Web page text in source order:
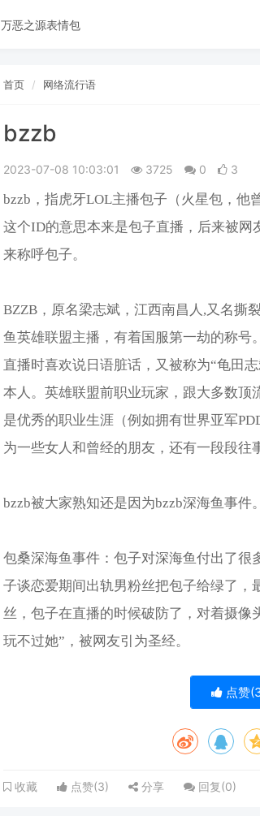
万恶之源表情包
首页 网络流行语
bzzb
2023-07-08 10:03:01 3725 0 3
bzzb，指虎牙LOL主播包子（火星包，他
这个ID的意思本来是包子直播，后来被网
来称呼包子。
BZZB，原名梁志斌，江西南昌人,又名撕
鱼英雄联盟主播，有着国服第一劫的称号
直播时喜欢说日语脏话，又被称为“龟田
本人。英雄联盟前职业玩家，跟大多数顶
是优秀的职业生涯（例如拥有世界亚军
为一些女人和曾经的朋友，还有一段段往
bzzb被大家熟知还是因为bzzb深海鱼事件。
包桑深海鱼事件：包子对深海鱼付出了很
子谈恋爱期间出轨男粉丝把包子给绿了，
丝，包子在直播的时候破防了，对着摄像
玩不过她”，被网友引为圣经。
点赞(
收藏 点赞(3) 分享 回复(0)